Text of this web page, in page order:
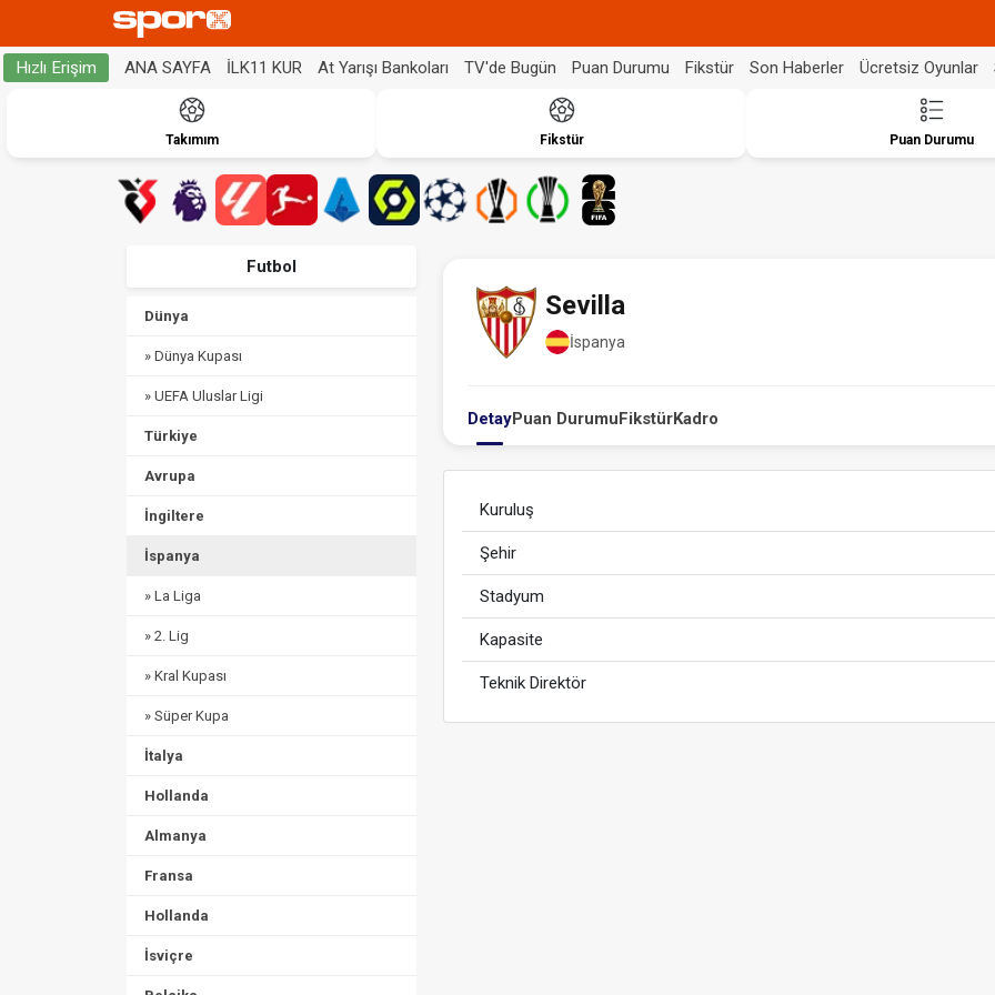
Hızlı Erişim ANA SAYFA İLK11 KUR At Yarışı Bankoları TV'de Bugün Puan Durumu Fikstür Son Haberler Ücretsiz Oyunlar
Takımım Fikstür Puan Durumu
Futbol
Dünya
» Dünya Kupası
» UEFA Uluslar Ligi
Türkiye
Avrupa
İngiltere
İspanya
» La Liga
» 2. Lig
» Kral Kupası
» Süper Kupa
İtalya
Hollanda
Almanya
Fransa
Hollanda
İsviçre
Sevilla
İspanya
DetayPuan DurumuFikstürKadro
Kuruluş
Şehir
Stadyum
Kapasite
Teknik Direktör